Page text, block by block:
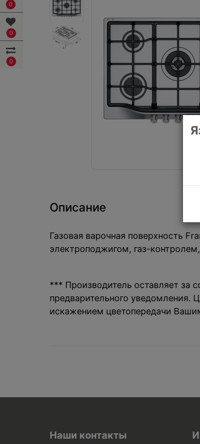
0
0
0
Описание
Газовая варочная поверхность
электроподжигом, газ-
*** Производитель оставляет за
предварительного уведомления.
искажением цветопередачи
Наши контакты